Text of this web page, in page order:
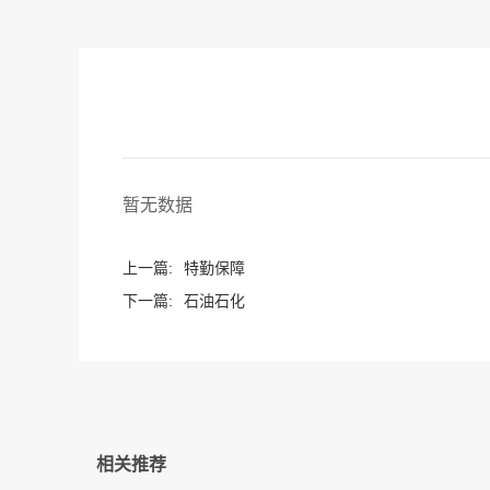
暂无数据
上一篇:
特勤保障
下一篇:
石油石化
相关推荐